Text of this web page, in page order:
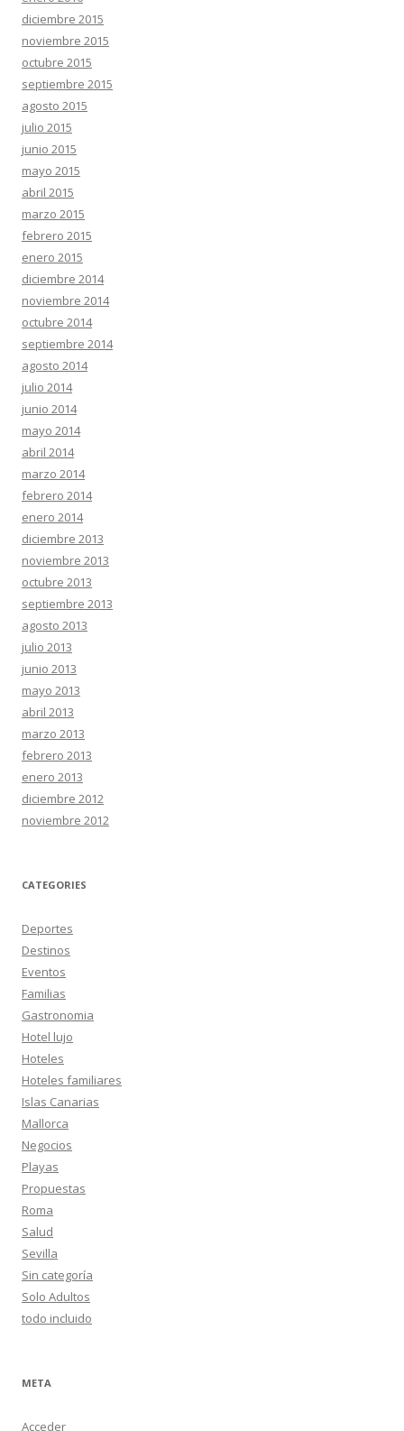
diciembre 2015
noviembre 2015
octubre 2015
septiembre 2015
agosto 2015
julio 2015
junio 2015
mayo 2015
abril 2015
marzo 2015
febrero 2015
enero 2015
diciembre 2014
noviembre 2014
octubre 2014
septiembre 2014
agosto 2014
julio 2014
junio 2014
mayo 2014
abril 2014
marzo 2014
febrero 2014
enero 2014
diciembre 2013
noviembre 2013
octubre 2013
septiembre 2013
agosto 2013
julio 2013
junio 2013
mayo 2013
abril 2013
marzo 2013
febrero 2013
enero 2013
diciembre 2012
noviembre 2012
CATEGORIES
Deportes
Destinos
Eventos
Familias
Gastronomia
Hotel lujo
Hoteles
Hoteles familiares
Islas Canarias
Mallorca
Negocios
Playas
Propuestas
Roma
Salud
Sevilla
Sin categoría
Solo Adultos
todo incluido
META
Acceder